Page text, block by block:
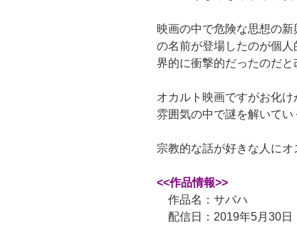
映画の中で危険な思想の
の名前が登場したのが個
界的に衝撃的だったのだと
オカルト映画ですがお化
雰囲気の中で謎を解いてい
宗教的な話が好きな人にオ
<<作品情報>>
作品名：サバハ
配信日：2019年5月30日